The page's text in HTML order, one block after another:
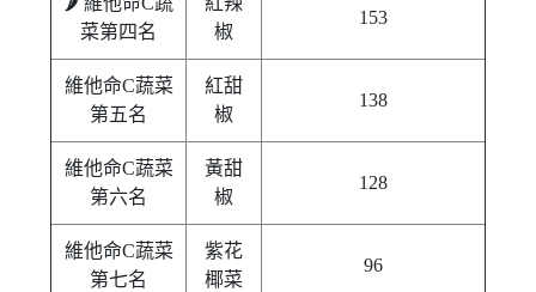
菜第四名
椒
153
維他命C蔬菜
第五名
紅甜
椒
138
維他命C蔬菜
第六名
黃甜
椒
128
維他命C蔬菜
第七名
紫花
椰菜
96